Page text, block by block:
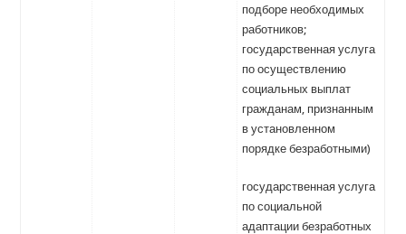
подборе необходимых
работников;
государственная услуга
по осуществлению
социальных выплат
гражданам, признанным
в установленном
порядке безработными)
государственная услуга
по социальной
адаптации безработных